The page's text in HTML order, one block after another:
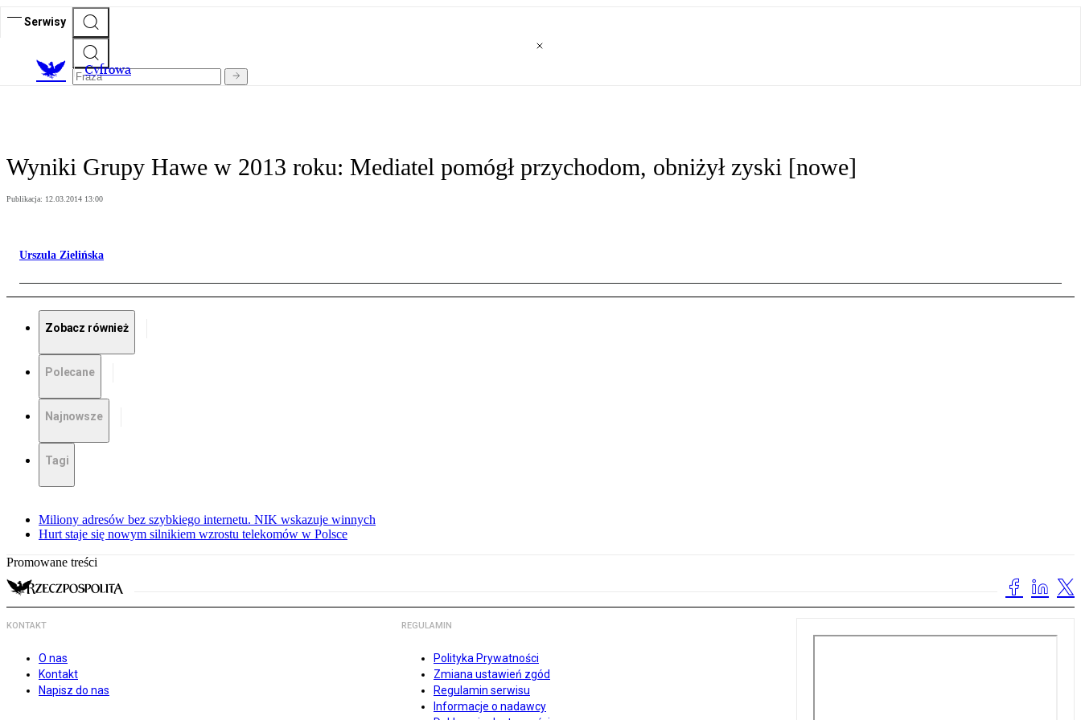
Serwisy
Cyfrowa
Wyniki Grupy Hawe w 2013 roku: Mediatel pomógł przychodom, obniżył zyski [nowe]
Publikacja: 12.03.2014 13:00
Urszula Zielińska
Zobacz również
Polecane
Najnowsze
Tagi
Miliony adresów bez szybkiego internetu. NIK wskazuje winnych
Hurt staje się nowym silnikiem wzrostu telekomów w Polsce
Promowane treści
KONTAKT
O nas
Kontakt
Napisz do nas
REGULAMIN
Polityka Prywatności
Zmiana ustawień zgód
Regulamin serwisu
Informacje o nadawcy